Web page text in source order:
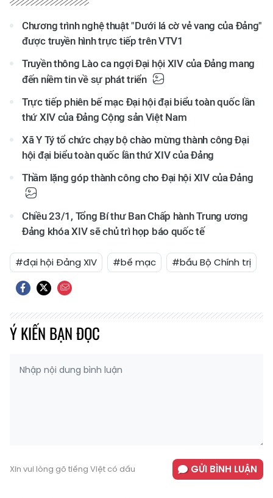
Chương trình nghệ thuật "Dưới lá cờ vẻ vang của Đảng"
được truyền hình trực tiếp trên VTV1
Truyền thông Lào ca ngợi Đại hội XIV của Đảng mang
đến niềm tin về sự phát triển
Trực tiếp phiên bế mạc Đại hội đại biểu toàn quốc lần
thứ XIV của Đảng Cộng sản Việt Nam
Xã Y Tý tổ chức chạy bộ chào mừng thành công Đại
hội đại biểu toàn quốc lần thứ XIV của Đảng
Thầm lặng góp thành công cho Đại hội XIV của Đảng
Chiều 23/1, Tổng Bí thư Ban Chấp hành Trung ương
Đảng khóa XIV sẽ chủ trì họp báo quốc tế
#đại hội Đảng XIV #bế mạc #bầu Bộ Chính trị
Ý KIẾN BẠN ĐỌC
Xin vui lòng gõ tiếng Việt có dấu GỬI BÌNH LUẬN